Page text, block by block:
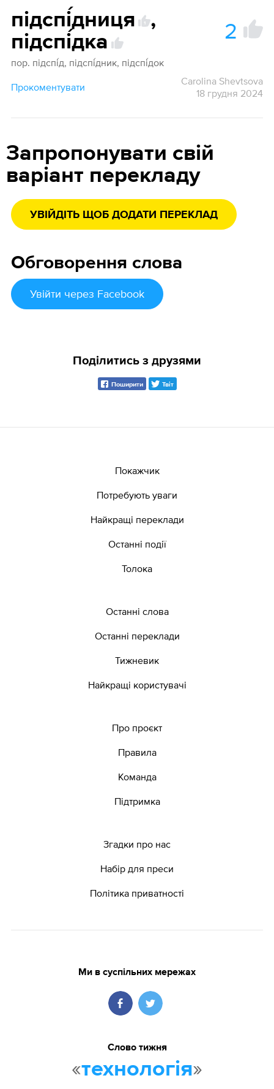
підспі́дниця
,
підспі́дка
2
пор. підспі́д, підспі́дник, підспі́док
Прокоментувати
Carolina Shevtsova
18 грудня 2024
Запропонувати свій
варіант перекладу
УВІЙДІТЬ ЩОБ ДОДАТИ ПЕРЕКЛАД
Обговорення слова
Увійти через Facebook
Поділитись з друзями
Поширити Твіт
Покажчик
Потребують уваги
Найкращі переклади
Останні події
Толока
Останні слова
Останні переклади
Тижневик
Найкращі користувачі
Про проєкт
Правила
Команда
Підтримка
Згадки про нас
Набір для преси
Політика приватності
Ми в суспільних мережах
Слово тижня
«технологія»